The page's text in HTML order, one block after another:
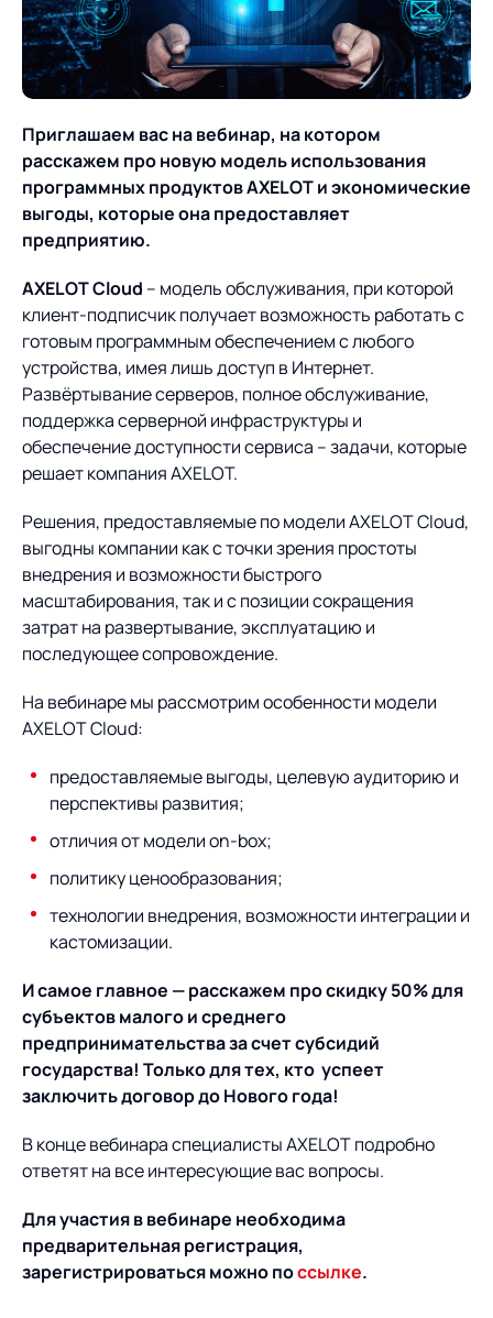
О компании
ИТ-аккредитация
Карьера
Партнеры
Импортозамещение
Продукты
поставок
Управление складами
Управление перевозками
Интегрированное
планирование
Управление
контейнерным
терминалом
поставок
Управление двором
Роботизация
Оборудование для склада
AXELOT AI
Логистический
консалтинг
Автоматизация
процессов
Техническое оснащение
Постпроектное
сопровождение
Нетворкинг и обмен
опытом вместе с AXELOT
Формирование центров
компетенций
Пресс-центр
Новости
Мероприятия
Архив мероприятий
Проекты
Проекты
Контакты
Контакты
Академия
учебных заведений
База знаний
Приглашаем вас на вебинар, на котором
расскажем про новую модель использования
программных продуктов AXELOT и экономические
выгоды, которые она предоставляет
предприятию.
AXELOT Cloud – модель обслуживания, при которой
клиент-подписчик получает возможность работать с
готовым программным обеспечением с любого
устройства, имея лишь доступ в Интернет.
Развёртывание серверов, полное обслуживание,
поддержка серверной инфраструктуры и
обеспечение доступности сервиса – задачи, которые
решает компания AXELOT.
Решения, предоставляемые по модели AXELOT Cloud,
выгодны компании как с точки зрения простоты
внедрения и возможности быстрого
масштабирования, так и с позиции сокращения
затрат на развертывание, эксплуатацию и
последующее сопровождение.
На вебинаре мы рассмотрим особенности модели
AXELOT Cloud:
предоставляемые выгоды, целевую аудиторию и
перспективы развития;
отличия от модели on-box;
политику ценообразования;
технологии внедрения, возможности интеграции и
кастомизации.
И самое главное — расскажем про скидку 50% для
субъектов малого и среднего
предпринимательства за счет субсидий
государства! Только для тех, кто успеет
заключить договор до Нового года!
В конце вебинара специалисты AXELOT подробно
ответят на все интересующие вас вопросы.
Для участия в вебинаре необходима
предварительная регистрация,
зарегистрироваться можно поссылке.